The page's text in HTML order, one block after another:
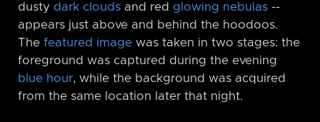
dusty dark clouds and red glowing nebulas -⁠-
appears just above and behind the hoodoos.
The featured image was taken in two stages: the
foreground was captured during the evening
blue hour, while the background was acquired
from the same location later that night.